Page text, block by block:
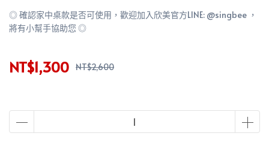
◎ 確認家中桌款是否可使用，歡迎加入欣美官方LINE: @singbee ，
將有小幫手協助您 ◎
NT$1,300 NT$2,600